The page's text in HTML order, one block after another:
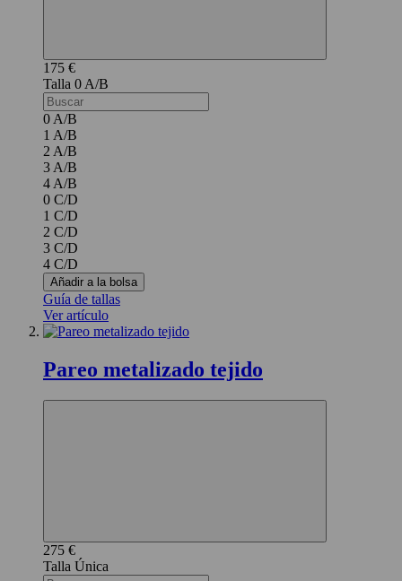
175 €
0 A/B
0 A/B
1 A/B
2 A/B
3 A/B
4 A/B
0 C/D
1 C/D
2 C/D
3 C/D
4 C/D
Añadir a la bolsa
Guía de tallas
Ver artículo
Pareo metalizado tejido
275 €
Única